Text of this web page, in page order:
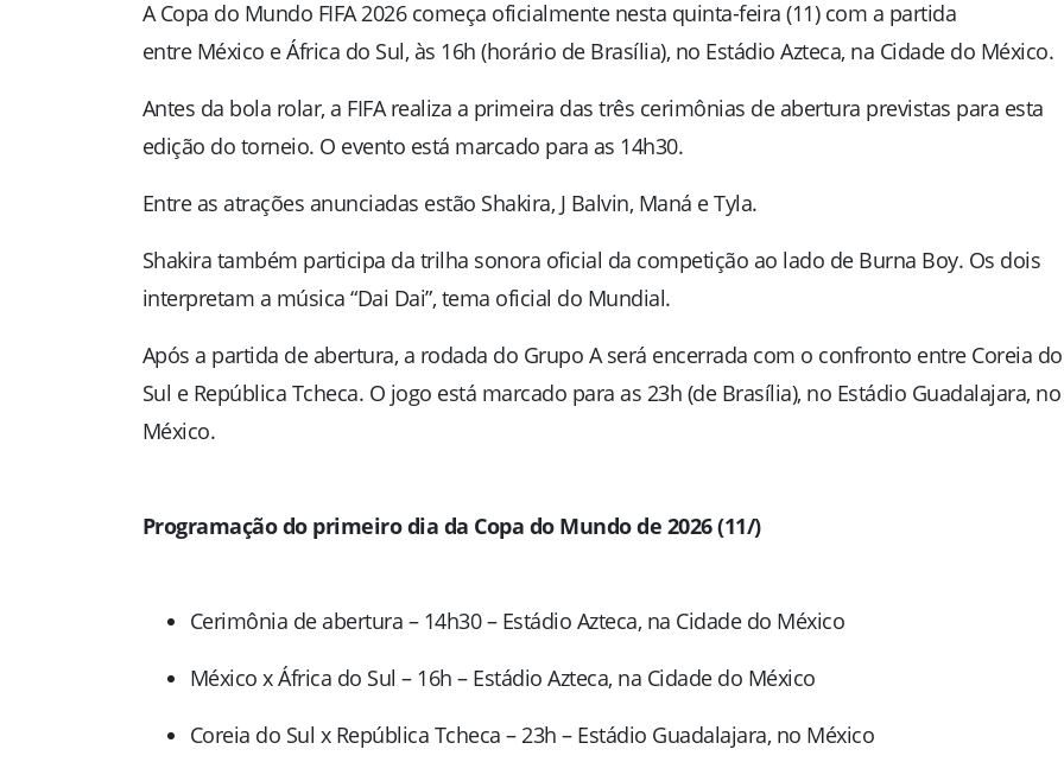
ACopa do Mundo FIFA 2026começa oficialmente nesta quinta-feira (11) com a partida
entre México eÁfrica do Sul, às 16h (horário de Brasília), no Estádio Azteca, na Cidade do México.
Antes da bola rolar, a FIFArealiza a primeira das três cerimônias de abertura previstas para esta
edição do torneio. O evento está marcado para as 14h30.
Entre as atrações anunciadas estão Shakira, J Balvin, Maná eTyla.
Shakira também participa da trilha sonora oficial da competição ao lado de Burna Boy. Os dois
interpretam a música “Dai Dai”, tema oficial do Mundial.
Após a partida de abertura, a rodada do Grupo A será encerrada com o confronto entre Coreia do
Sul e República Tcheca. O jogo está marcado para as 23h (de Brasília), no Estádio Guadalajara, no
México.
Programação do primeiro dia da Copa do Mundo de 2026 (11/)
Cerimônia de abertura – 14h30 – Estádio Azteca, na Cidade do México
México x África do Sul – 16h – Estádio Azteca, na Cidade do México
Coreia do Sul x República Tcheca – 23h – Estádio Guadalajara, no México